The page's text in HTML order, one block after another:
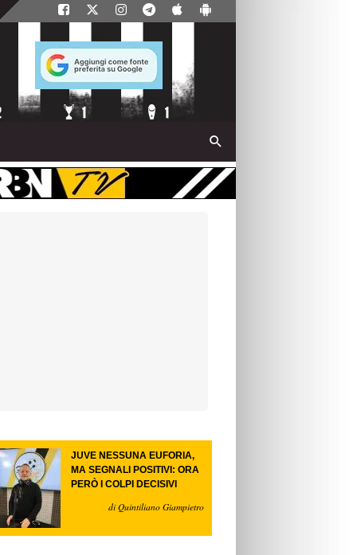
JUVE NESSUNA EUFORIA,
MA SEGNALI POSITIVI: ORA
PERÒ I COLPI DECISIVI
di Quintiliano Giampietro